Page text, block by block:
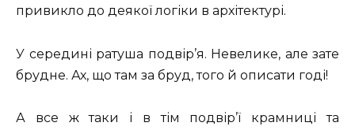
привикло до деякої логіки в архітектурі.
У середині ратуша подвір’я. Невелике, але зате
брудне. Ах, що там за бруд, того й описати годі!
А все ж таки і в тім подвір’ї крамниці та